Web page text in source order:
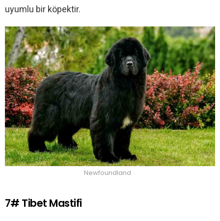
uyumlu bir köpektir.
Newfoundland
7# Tibet Mastifi